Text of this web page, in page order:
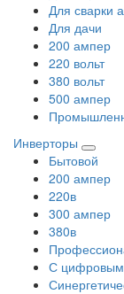
Для сварки
Для дачи
200 ампер
220 вольт
380 вольт
500 ампер
Инверторы
Бытовой
200 ампер
220в
300 ампер
380в
С